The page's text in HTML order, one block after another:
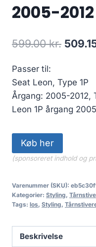
2005-2012
599.00kr. Den
pris
var:
Passer til:
Seat Leon, Type 1P
Årgang: 2005-2012,
Leon 1P årgang
Køb her
(sponsoreret indhold og
Varenummer (SKU):
Kategorier: Styling,
Tags: los, Styling,
Beskrivelse